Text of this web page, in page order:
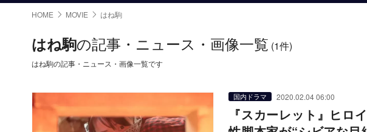
HOME MOVIE はね駒
はね駒の記事・ニュース・画像一覧 (1件)
はね駒の記事・ニュース・画像一覧です
国内ドラマ 2020.02.04 06:00
『スカーレット』ヒ